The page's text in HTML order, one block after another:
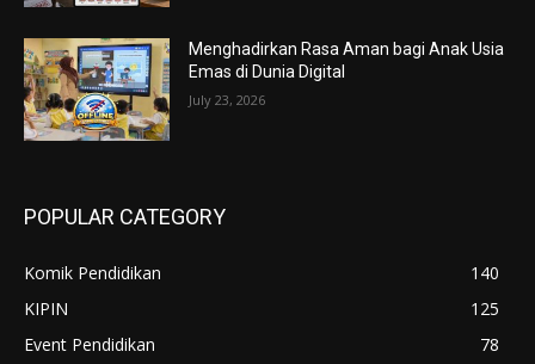
Menghadirkan Rasa Aman bagi Anak Usia
Emas di Dunia Digital
July 23, 2026
POPULAR CATEGORY
Komik Pendidikan
140
KIPIN
125
Event Pendidikan
78